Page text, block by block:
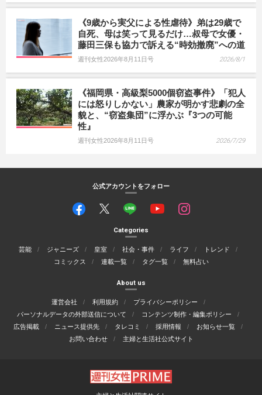
《9歳から実父による性虐待》弟は29歳で
自死、母は笑って見るだけ…叔母で女優・
藤田三保も協力で訴える“時効撤廃”への道
週刊女性2026年8月11日号 2026/8/1
《福岡県・高級梨5000個窃盗事件》「犯人
には怒りしかない」農家が明かす悲劇の全
貌と、“窃盗集団”に浮かぶ『3つの可能
性』
週刊女性2026年8月11日号 2026/7/29
公式アカウントをフォロー
Categories
芸能 ジャニーズ 皇室 社会・事件 ライフ
トレンド
コミックス
連載一覧 タグ一覧 無料占い
About us
運営会社 利用規約
プライバシーポリシー
パーソナルデータの外部送信について
コンテンツ制作・編集ポリシー
広告掲載
ニュース提供先 タレコミ 採用情報
お知らせ一覧
お問い合わせ
主婦と生活社公式サイト